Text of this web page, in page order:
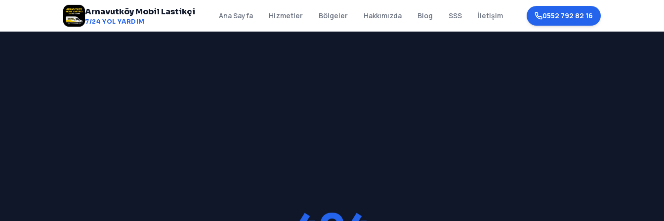
Arnavutköy Mobil Lastikçi
7/24 YOL YARDIM
Ana Sayfa Hizmetler Bölgeler Hakkımızda Blog SSS İletişim 0552 792 82 16